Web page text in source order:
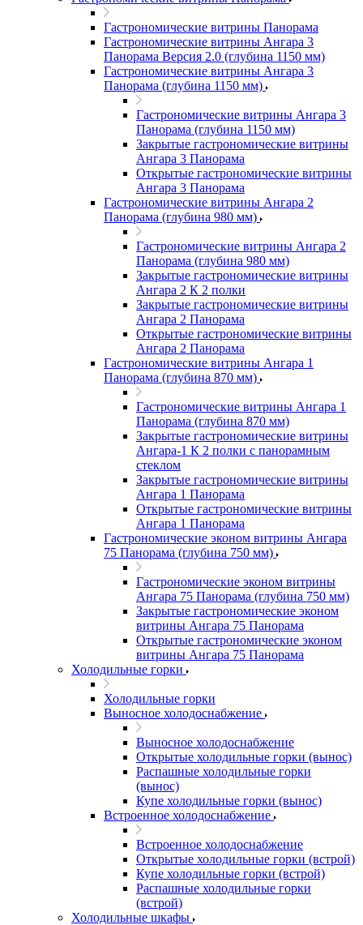
Гастрономические витрины Панорама
Гастрономические витрины Ангара 3
Панорама Версия 2.0 (глубина 1150 мм)
Гастрономические витрины Ангара 3
Панорама (глубина 1150 мм)
Гастрономические витрины Ангара 3
Панорама (глубина 1150 мм)
Закрытые гастрономические витрины
Ангара 3 Панорама
Открытые гастрономические витрины
Ангара 3 Панорама
Гастрономические витрины Ангара 2
Панорама (глубина 980 мм)
Гастрономические витрины Ангара 2
Панорама (глубина 980 мм)
Закрытые гастрономические витрины
Ангара 2 К 2 полки
Закрытые гастрономические витрины
Ангара 2 Панорама
Открытые гастрономические витрины
Ангара 2 Панорама
Гастрономические витрины Ангара 1
Панорама (глубина 870 мм)
Гастрономические витрины Ангара 1
Панорама (глубина 870 мм)
Закрытые гастрономические витрины
Ангара-1 К 2 полки с панорамным
стеклом
Закрытые гастрономические витрины
Ангара 1 Панорама
Открытые гастрономические витрины
Ангара 1 Панорама
Гастрономические эконом витрины Ангара
75 Панорама (глубина 750 мм)
Гастрономические эконом витрины
Ангара 75 Панорама (глубина 750 мм)
Закрытые гастрономические эконом
витрины Ангара 75 Панорама
Открытые гастрономические эконом
витрины Ангара 75 Панорама
Холодильные горки
Холодильные горки
Выносное холодоснабжение
Выносное холодоснабжение
Открытые холодильные горки (вынос)
Распашные холодильные горки
(вынос)
Купе холодильные горки (вынос)
Встроенное холодоснабжение
Встроенное холодоснабжение
Открытые холодильные горки (встрой)
Купе холодильные горки (встрой)
Распашные холодильные горки
(встрой)
Холодильные шкафы